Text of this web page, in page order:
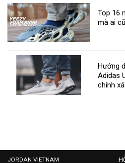
Top 16
mà ai
Hướng
Adidas
chính
JORDAN VIETNAM